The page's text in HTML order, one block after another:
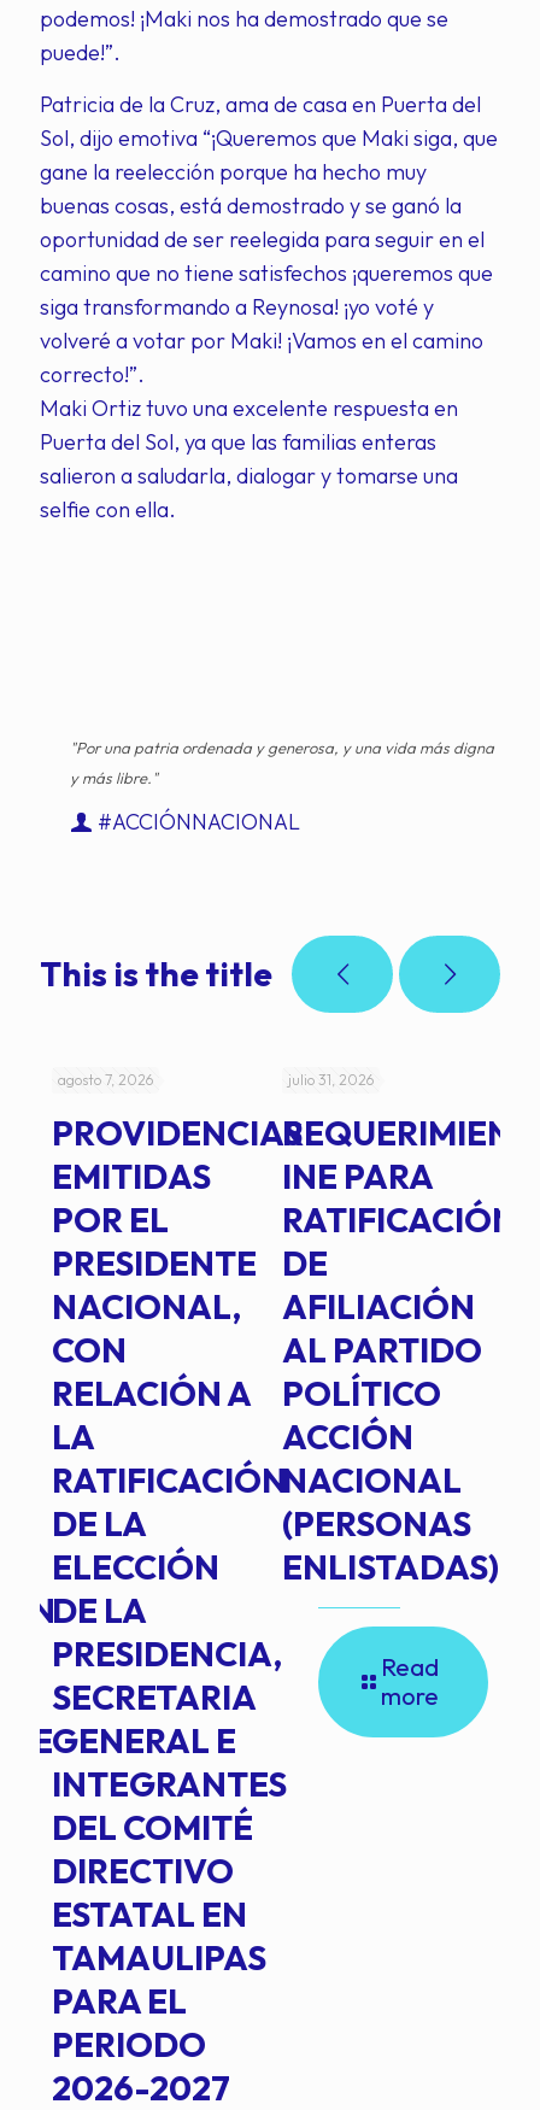
podemos! ¡Maki nos ha demostrado que se
puede!”.
Patricia de la Cruz, ama de casa en Puerta del
Sol, dijo emotiva “¡Queremos que Maki siga, que
gane la reelección porque ha hecho muy
buenas cosas, está demostrado y se ganó la
oportunidad de ser reelegida para seguir en el
camino que no tiene satisfechos ¡queremos que
siga transformando a Reynosa! ¡yo voté y
volveré a votar por Maki! ¡Vamos en el camino
correcto!”.
Maki Ortiz tuvo una excelente respuesta en
Puerta del Sol, ya que las familias enteras
salieron a saludarla, dialogar y tomarse una
selfie con ella.
"Por una patria ordenada y generosa, y una vida más digna
y más libre."
#ACCIÓNNACIONAL
This is the title
agosto 7, 2026
PROVIDENCIAS
EMITIDAS
POR EL
PRESIDENTE
NACIONAL,
CON
RELACIÓN A
LA
RATIFICACIÓN
DE LA
ELECCIÓN
DE LA
PRESIDENCIA,
SECRETARIA
GENERAL E
INTEGRANTES
DEL COMITÉ
DIRECTIVO
ESTATAL EN
TAMAULIPAS
PARA EL
PERIODO
2026-2027
julio 31, 2026
INE PARA
RATIFICACIÓN
DE
AFILIACIÓN
AL PARTIDO
POLÍTICO
ACCIÓN
NACIONAL
(PERSONAS
ENLISTADAS)
Read
more